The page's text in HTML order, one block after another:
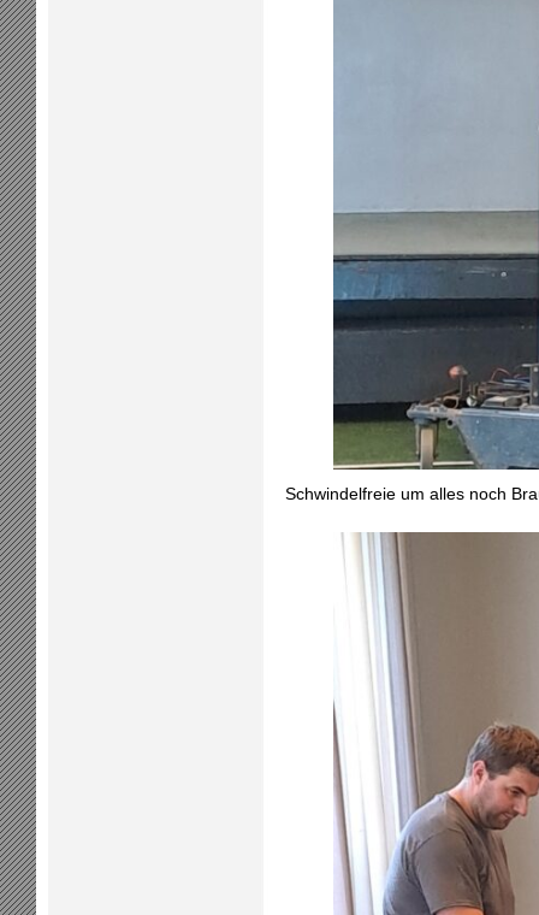
Schwindelfreie um alles noch